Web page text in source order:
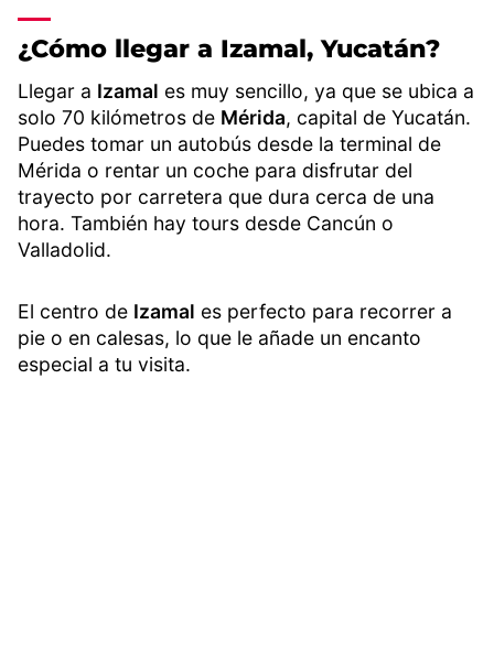
¿Cómo llegar a Izamal, Yucatán?
Llegar a Izamal es muy sencillo, ya que se ubica a
solo 70 kilómetros de Mérida, capital de Yucatán.
Puedes tomar un autobús desde la terminal de
Mérida o rentar un coche para disfrutar del
trayecto por carretera que dura cerca de una
hora. También hay tours desde Cancún o
Valladolid.
El centro de Izamal es perfecto para recorrer a
pie o en calesas, lo que le añade un encanto
especial a tu visita.